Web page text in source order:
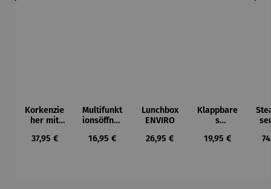
Korkenzie
her mit
em
Regulärer Preis:
37,95 €
Multifunkt
ionsöffner
PRACTICO
Regulärer Preis:
16,95 €
Lunchbox
ENVIRO
Regulärer Preis:
26,95 €
Klappbare
s
esser
Regulärer Preis:
19,95 €